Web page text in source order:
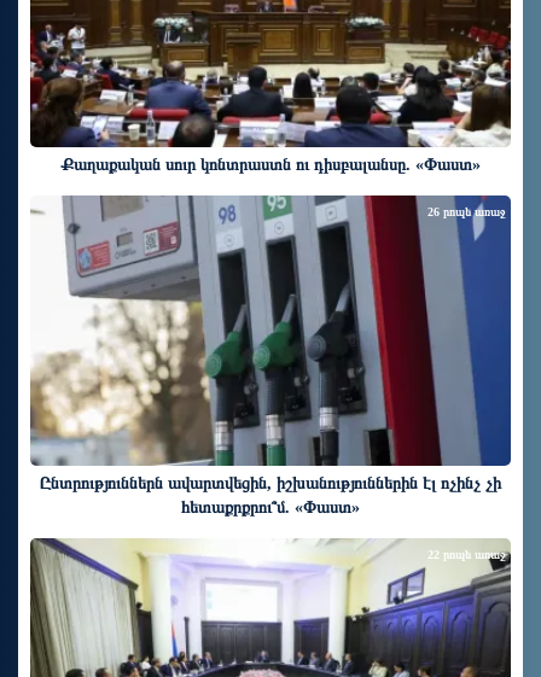
Քաղաքական սուր կոնտրաստն ու դիսբալանսը. «Փաստ»
Ընտրություններն ավարտվեցին, իշխանություններին էլ ոչինչ չի
հետաքրքրու՞մ. «Փաստ»
26 րոպե առաջ
22 րոպե առաջ